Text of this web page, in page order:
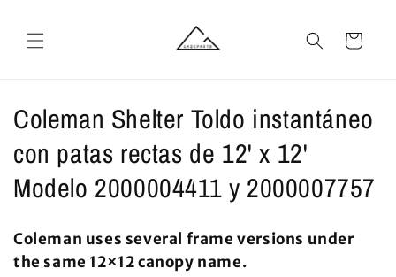
al contenido
Carrito
C
o
l
c
Coleman Shelter Toldo instantáneo
con patas rectas de 12' x 12'
Modelo 2000004411 y 2000007757
Coleman uses several frame versions under
the same 12×12 canopy name.